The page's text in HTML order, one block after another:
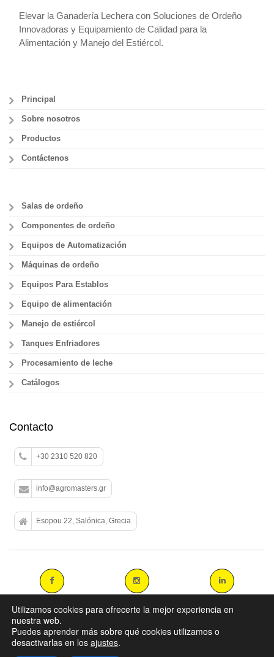
Elevar la Ganadería Lechera con Soluciones de Ordeño
Innovadoras y Equipamiento de Calidad para la
Alimentación y Manejo del Estiércol.
Principal
Sobre nosotros
Productos
Contáctenos
Salas de ordeño
Componentes de ordeño
Equipos de Automatización
Máquinas de ordeño
Equipos Para Establos
Equipo de alimentación
Manejo de estiércol
Tanques Enfriadores
Procesamiento de leche
Catálogos
Contacto
+30 2310 520 820
info@agromasters.gr
Esopou 22, Salónica, Grecia
Copyright 2014 agromasters. - Web Design by
Utilizamos cookies para ofrecerte la mejor experiencia en
nuestra web.
Puedes aprender más sobre qué cookies utilizamos o
desactivarlas en los ajustes.